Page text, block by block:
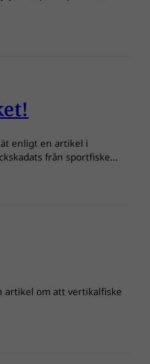
enligt en artikel i
från sportfiske…
artikel om att vertikalfiske